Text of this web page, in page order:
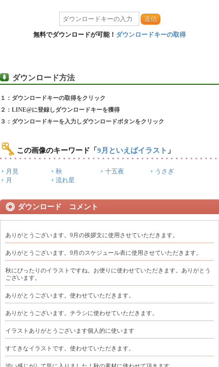
送信
無料でダウンロードが可能！ ダウンロードキーの取得
ダウンロード方法
１：ダウンロードキーの取得をクリック
２：LINE@に登録しダウンロードキーを獲得
３：ダウンロードキーを入力しダウンロードボタンをクリック
この画像のキーワード 「9月といえばイラスト 」
月見 秋 十五夜
うさぎ
月
流れ星
ダウンロード コメント
ありがとうございます。9月の挨拶文に使用させていただきます。
ありがとうございます。9月のスケジュール表に使用させていただきます。
秋にぴったりのイラストですね。お便りに使わせていただきます。ありがとう
ございます。
ありがとうございます。使わせていただきます。
ありがとうございます。チラシに使わせていただきます。
イラストありがとうございます個人的に使います
すてきなイラストです。使わせていただきます。